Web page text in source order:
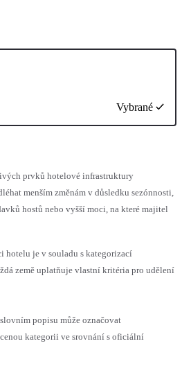
Vybrané
prvků hotelové infrastruktury
menším změnám v důsledku sezónnosti,
hostů nebo vyšší moci, na které majitel
hotelu je v souladu s kategorizací
země uplatňuje vlastní kritéria pro udělení
popisu může označovat
kategorii ve srovnání s oficiální